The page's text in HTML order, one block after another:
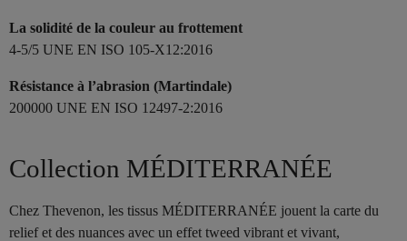
La solidité de la couleur au frottement
4-5/5 UNE EN ISO 105-X12:2016
Résistance à l’abrasion (Martindale)
200000 UNE EN ISO 12497-2:2016
Collection MÉDITERRANÉE
Chez Thevenon, les tissus MÉDITERRANÉE jouent la carte du
relief et des nuances avec un effet tweed vibrant et vivant,